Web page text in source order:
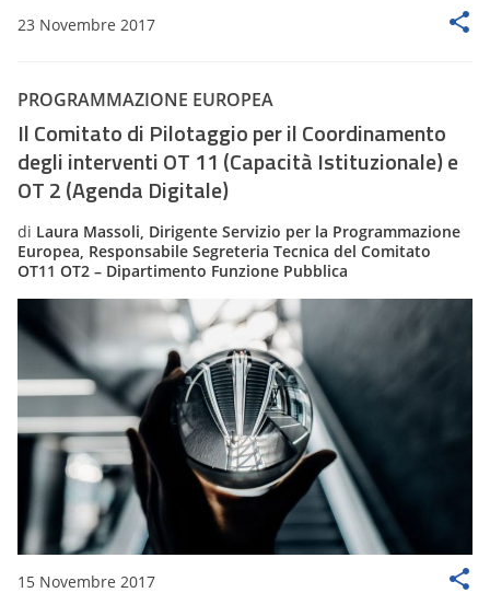
23 Novembre 2017
PROGRAMMAZIONE EUROPEA
Il Comitato di Pilotaggio per il Coordinamento
degli interventi OT 11 (Capacità Istituzionale) e
OT 2 (Agenda Digitale)
di Laura Massoli, Dirigente Servizio per la Programmazione
Europea, Responsabile Segreteria Tecnica del Comitato
OT11 OT2 – Dipartimento Funzione Pubblica
15 Novembre 2017